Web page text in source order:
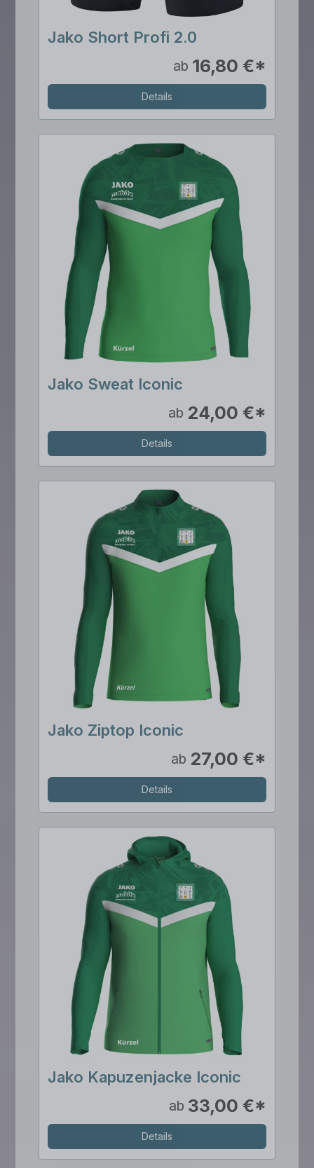
Jako Short Profi 2.0
ab 16,80 €*
Details
Jako Sweat Iconic
ab 24,00 €*
Details
Jako Ziptop Iconic
ab 27,00 €*
Details
Jako Kapuzenjacke Iconic
ab 33,00 €*
Details